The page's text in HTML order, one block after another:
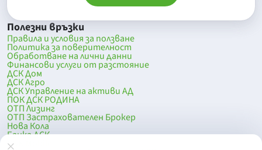
Полезни връзки
Правила и условия за ползване
Политика за поверителност
Обработване на лични данни
Финансови услуги от разстояние
ДСК Дом
ДСК Агро
ДСК Управление на активи АД
ПОК ДСК РОДИНА
ОТП Лизинг
ОТП Застрахователен Брокер
Нова Кола
Банка ДСК
DSK Mobile